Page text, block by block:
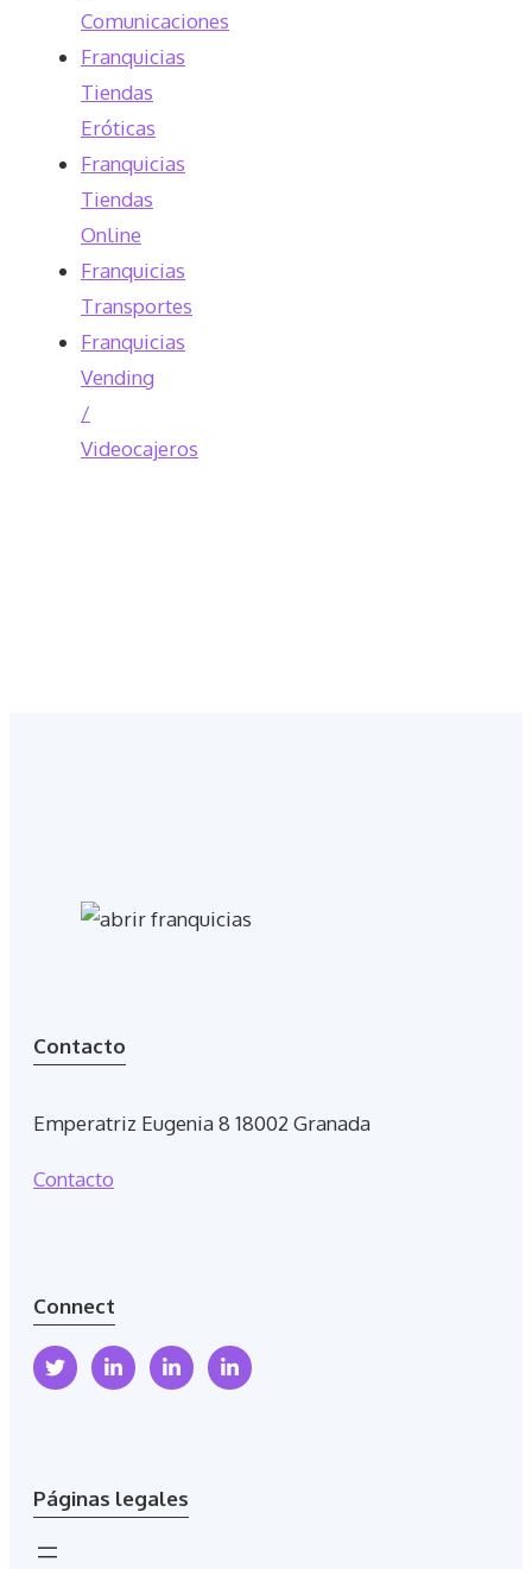
Comunicaciones
Franquicias
Tiendas
Eróticas
Franquicias
Tiendas
Online
Franquicias
Transportes
Franquicias
Vending
/
Videocajeros
Contacto
Emperatriz Eugenia 8 18002 Granada
Contacto
Connect
Páginas legales